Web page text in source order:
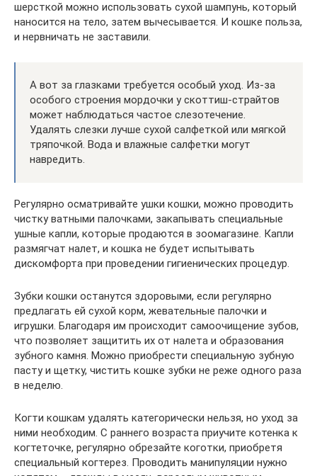
шерсткой можно использовать сухой шампунь, который
наносится на тело, затем вычесывается. И кошке польза,
и нервничать не заставили.
А вот за глазками требуется особый уход. Из-за
особого строения мордочки у скоттиш-страйтов
может наблюдаться частое слезотечение.
Удалять слезки лучше сухой салфеткой или мягкой
тряпочкой. Вода и влажные салфетки могут
навредить.
Регулярно осматривайте ушки кошки, можно проводить
чистку ватными палочками, закапывать специальные
ушные капли, которые продаются в зоомагазине. Капли
размягчат налет, и кошка не будет испытывать
дискомфорта при проведении гигиенических процедур.
Зубки кошки останутся здоровыми, если регулярно
предлагать ей сухой корм, жевательные палочки и
игрушки. Благодаря им происходит самоочищение зубов,
что позволяет защитить их от налета и образования
зубного камня. Можно приобрести специальную зубную
пасту и щетку, чистить кошке зубки не реже одного раза
в неделю.
Когти кошкам удалять категорически нельзя, но уход за
ними необходим. С раннего возраста приучите котенка к
когтеточке, регулярно обрезайте коготки, приобретя
специальный когтерез. Проводить манипуляции нужно